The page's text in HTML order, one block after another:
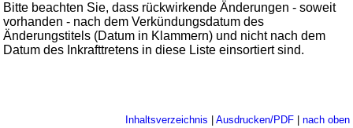
Bitte beachten Sie, dass rückwirkende Änderungen - soweit
vorhanden - nach dem Verkündungsdatum des
Änderungstitels (Datum in Klammern) und nicht nach dem
Datum des Inkrafttretens in diese Liste einsortiert sind.
Inhaltsverzeichnis Ausdrucken/PDF| nach oben